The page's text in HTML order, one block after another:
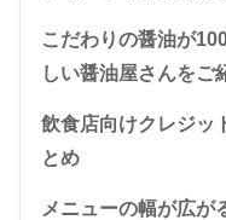
こだわりの醤油が
しい醤油屋さんをご
飲食店向けクレジッ
とめ
メニューの幅が広が